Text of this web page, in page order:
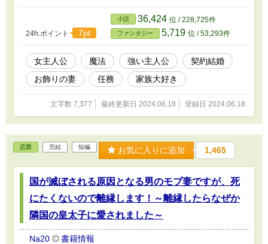
24h.ポイント 7pt
小説 36,424 位 / 228,725件
ファンタジー 5,719 位 / 53,293件
女主人公 魔法 強い主人公
契約結婚
お飾りの妻
任務 家族大好き
文字数 7,377 最終更新日 2024.06.18 登録日 2024.06.18
恋愛 完結 短編 お気に入りに追加 1,465
国が滅ぼされる原因となる男のモブ妻ですが、死
にたくないので離縁します！～離縁したらなぜか
隣国の皇太子に愛されました～
Na20 書籍情報